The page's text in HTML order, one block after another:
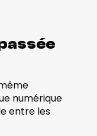
numérique
entre les